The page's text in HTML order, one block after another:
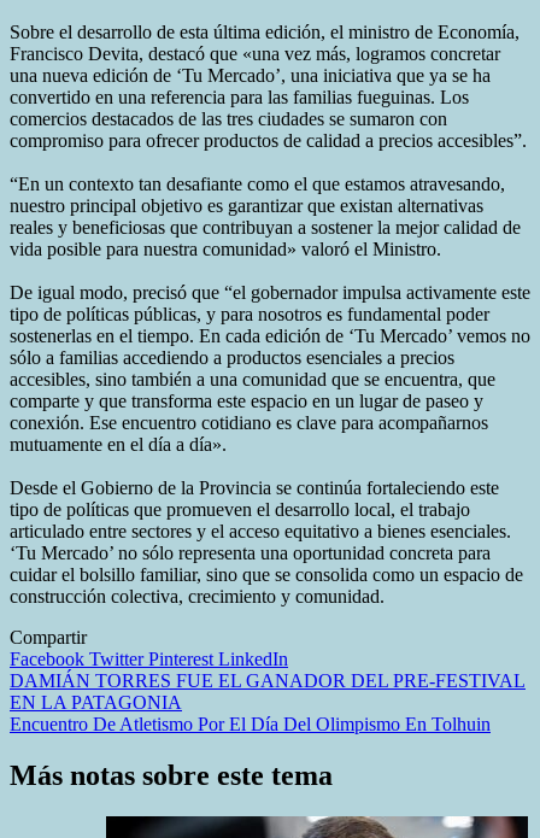
Sobre el desarrollo de esta última edición, el ministro de Economía,
Francisco Devita, destacó que «una vez más, logramos concretar
una nueva edición de ‘Tu Mercado’, una iniciativa que ya se ha
convertido en una referencia para las familias fueguinas. Los
comercios destacados de las tres ciudades se sumaron con
compromiso para ofrecer productos de calidad a precios accesibles”.
“En un contexto tan desafiante como el que estamos atravesando,
nuestro principal objetivo es garantizar que existan alternativas
reales y beneficiosas que contribuyan a sostener la mejor calidad de
vida posible para nuestra comunidad» valoró el Ministro.
De igual modo, precisó que “el gobernador impulsa activamente este
tipo de políticas públicas, y para nosotros es fundamental poder
sostenerlas en el tiempo. En cada edición de ‘Tu Mercado’ vemos no
sólo a familias accediendo a productos esenciales a precios
accesibles, sino también a una comunidad que se encuentra, que
comparte y que transforma este espacio en un lugar de paseo y
conexión. Ese encuentro cotidiano es clave para acompañarnos
mutuamente en el día a día».
Desde el Gobierno de la Provincia se continúa fortaleciendo este
tipo de políticas que promueven el desarrollo local, el trabajo
articulado entre sectores y el acceso equitativo a bienes esenciales.
‘Tu Mercado’ no sólo representa una oportunidad concreta para
cuidar el bolsillo familiar, sino que se consolida como un espacio de
construcción colectiva, crecimiento y comunidad.
Compartir
Facebook TwitterPinterest LinkedIn
Navegación
de
DAMIÁN TORRES FUE EL GANADOR DEL PRE-FESTIVAL
EN LA PATAGONIA
Encuentro De Atletismo Por El Día Del Olimpismo En Tolhuin
Más notas sobre este tema